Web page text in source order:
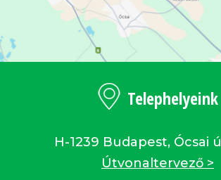
Telephelyeink
H-1239 Budapest, Ócsai
Útvonaltervező >